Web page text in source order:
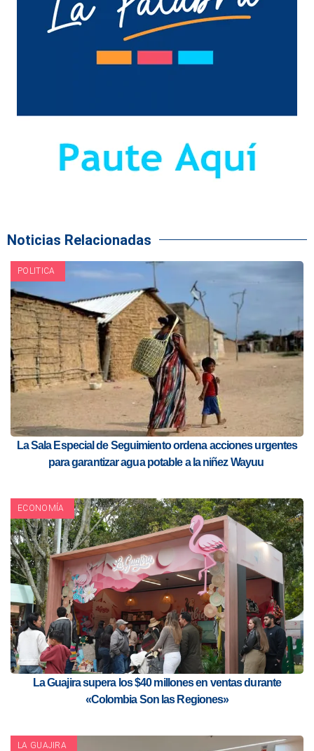
Noticias Relacionadas
POLITICA
La Sala Especial de Seguimiento ordena acciones urgentes
para garantizar agua potable a la niñez Wayuu
ECONOMÍA
La Guajira supera los $40 millones en ventas durante
«Colombia Son las Regiones»
LA GUAJIRA